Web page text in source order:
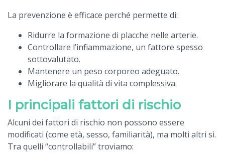
La prevenzione è efficace perché permette di:
Ridurre la formazione di placche nelle arterie.
Controllare l’infiammazione, un fattore spesso
sottovalutato.
Mantenere un peso corporeo adeguato.
Migliorare la qualità di vita complessiva.
I principali fattori di rischio
Alcuni dei fattori di rischio non possono essere
modificati (come età, sesso, familiarità), ma molti altri sì.
Tra quelli “controllabili” troviamo: